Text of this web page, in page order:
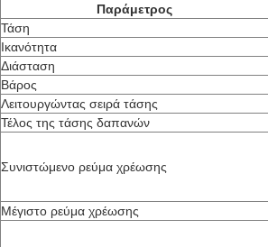
Παράμετρος
Τάση
Ικανότητα
Διάσταση
Βάρος
Λειτουργώντας σειρά τάσης
Τέλος της τάσης δαπανών
Συνιστώμενο ρεύμα χρέωσης
Μέγιστο ρεύμα χρέωσης